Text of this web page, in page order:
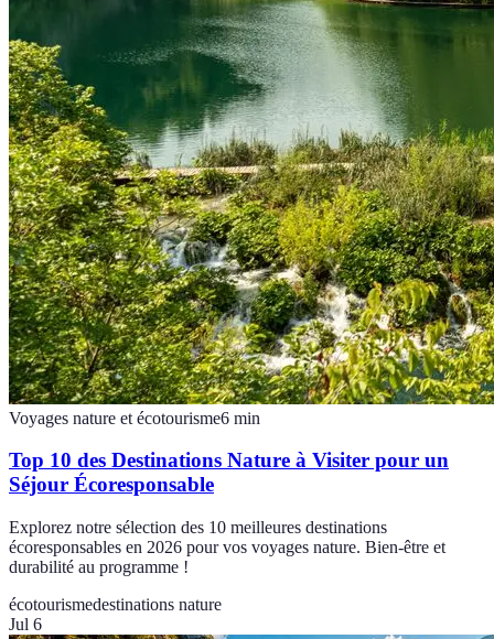
Voyages nature et écotourisme6 min
Top 10 des Destinations Nature à Visiter pour un
Séjour Écoresponsable
Explorez notre sélection des 10 meilleures destinations
écoresponsables en 2026 pour vos voyages nature. Bien-être et
durabilité au programme !
écotourismedestinations nature
Jul 6